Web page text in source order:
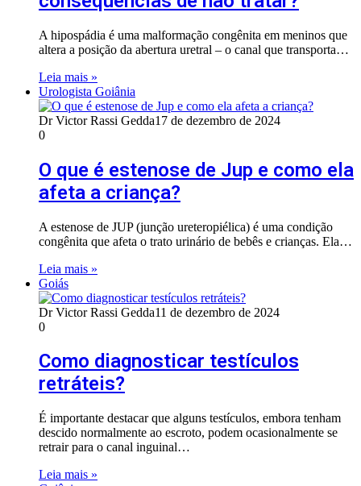
A hipospádia é uma malformação congênita em meninos que
altera a posição da abertura uretral – o canal que transporta…
Leia mais »
Urologista Goiânia
Dr Victor Rassi Gedda17 de dezembro de 2024
0
O que é estenose de Jup e como ela
afeta a criança?
A estenose de JUP (junção ureteropiélica) é uma condição
congênita que afeta o trato urinário de bebês e crianças. Ela…
Leia mais »
Goiás
Dr Victor Rassi Gedda11 de dezembro de 2024
0
Como diagnosticar testículos
retráteis?
É importante destacar que alguns testículos, embora tenham
descido normalmente ao escroto, podem ocasionalmente se
retrair para o canal inguinal…
Leia mais »